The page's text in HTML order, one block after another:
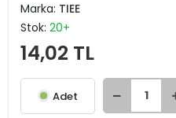
Marka: TIEE
Stok: 20+
14,02 TL
Adet